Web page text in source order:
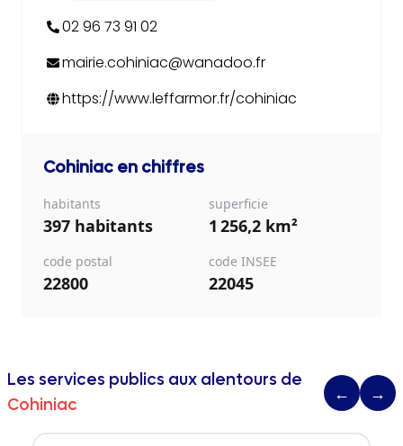
02 96 73 91 02
mairie.cohiniac@wanadoo.fr
https://www.leffarmor.fr/cohiniac
Cohiniac en chiffres
habitants
397 habitants
superficie
1 256,2 km²
code postal
22800
code INSEE
22045
Les services publics aux alentours de
Cohiniac
← →